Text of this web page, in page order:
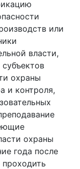
или
власти,
охраны
и контроля,
охраны
года после
проходить